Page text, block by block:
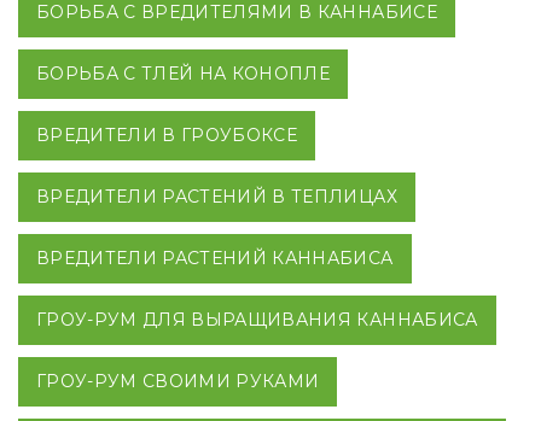
БОРЬБА С ВРЕДИТЕЛЯМИ В КАННАБИСЕ
БОРЬБА С ТЛЕЙ НА КОНОПЛЕ
ВРЕДИТЕЛИ В ГРОУБОКСЕ
ВРЕДИТЕЛИ РАСТЕНИЙ В ТЕПЛИЦАХ
ВРЕДИТЕЛИ РАСТЕНИЙ КАННАБИСА
ГРОУ-РУМ ДЛЯ ВЫРАЩИВАНИЯ КАННАБИСА
ГРОУ-РУМ СВОИМИ РУКАМИ